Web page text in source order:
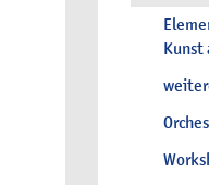
Kunst